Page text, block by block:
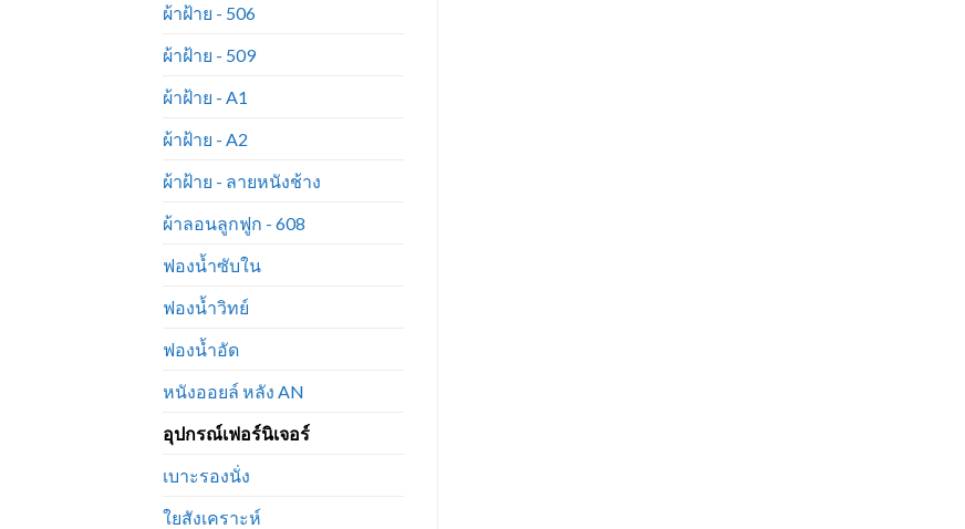
ผ้าฝ้าย - 506
ผ้าฝ้าย - 509
ผ้าฝ้าย - A1
ผ้าฝ้าย - A2
ผ้าฝ้าย - ลายหนังช้าง
ผ้าลอนลูกฟูก - 608
ฟองน้ำซับใน
ฟองน้ำวิทย์
ฟองน้ำอัด
หนังออยล์ หลัง AN
อุปกรณ์เฟอร์นิเจอร์
เบาะรองนั่ง
ใยสังเคราะห์